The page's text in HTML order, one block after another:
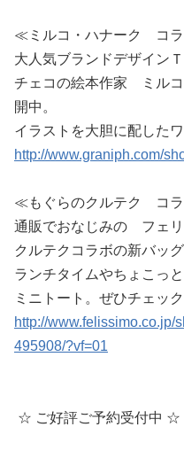
≪ミルコ・ハナーク コ
大人気ブランドデザイン
チェコの絵本作家 ミル
開中。
イラストを大胆に配した
http://www.graniph.com/
≪もぐらのクルテク コ
通販でおなじみの フェ
クルテクコラボの新バッグ
ランチタイムやちょこっ
ミニトート。ぜひチェッ
http://www.felissimo.co.jp/
495908/?vf=01
☆ ご好評ご予約受付中 ☆